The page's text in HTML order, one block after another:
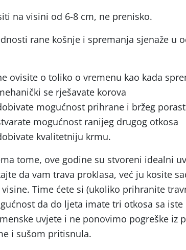
na visini od 6-8 cm, ne prenisko.
rane košnje i spremanja sjenaže u
ovisite o toliko o vremenu kao kada
se rješavate korova
mogućnost prihrane i bržeg
mogućnost ranijeg drugog otkosa
kvalitetniju krmu.
tome, ove godine su stvoreni idealni
da vam trava proklasa, već ju kosite
visine. Time ćete si (ukoliko prihranite
da do ljeta imate tri otkosa sa
uvjete i ne ponovimo pogreške iz
i sušom pritisnula.